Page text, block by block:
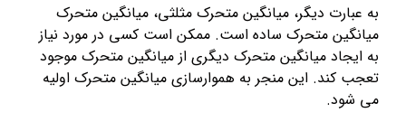
به عبارت دیگر، میانگین متحرک مثلثی، میانگین متحرک
میانگین متحرک ساده است. ممکن است کسی در مورد نیاز
به ایجاد میانگین متحرک دیگری از میانگین متحرک موجود
تعجب کند. این منجر به هموارسازی میانگین متحرک اولیه
می شود.